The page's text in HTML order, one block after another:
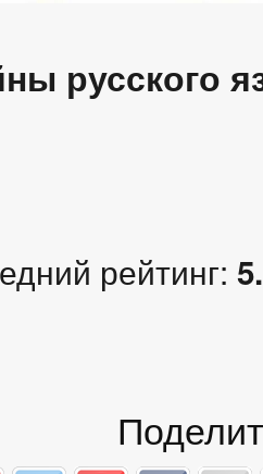
русского
рейтинг: